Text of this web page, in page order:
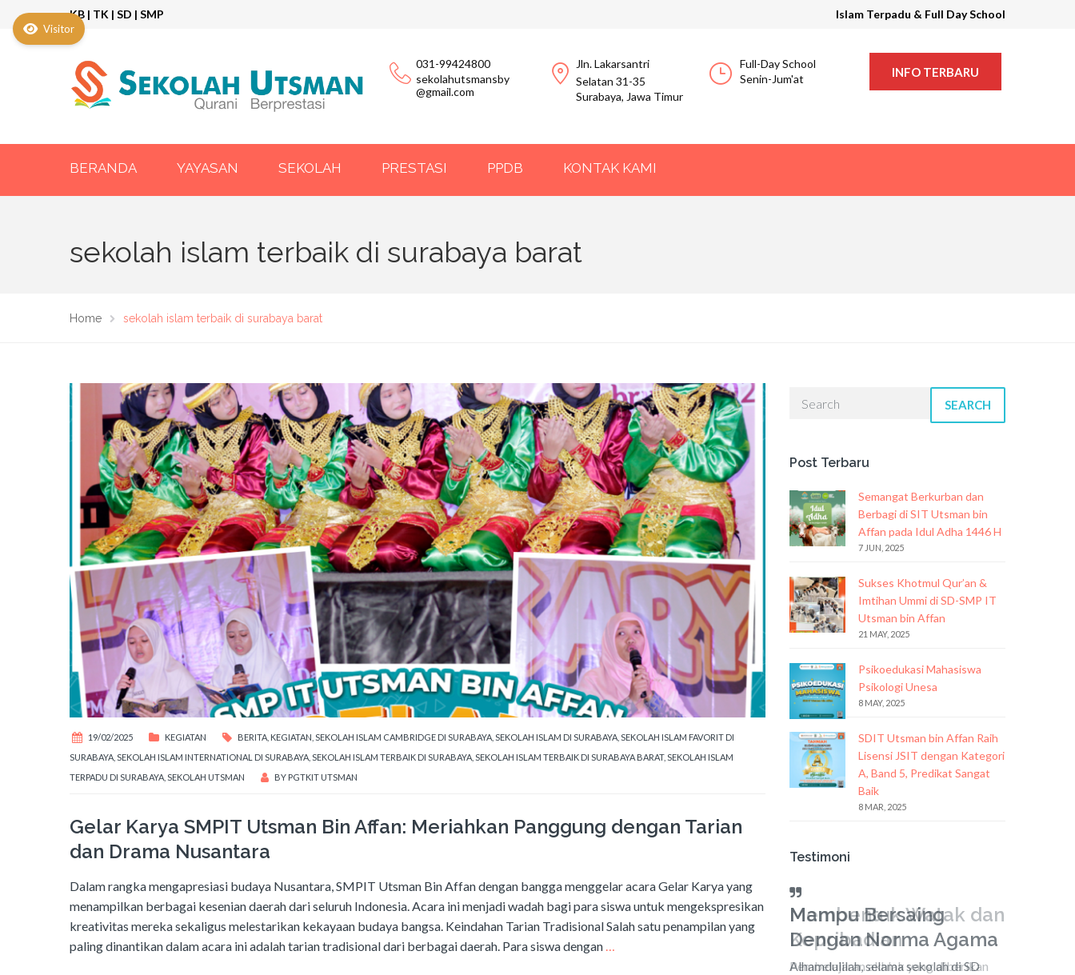
KB | TK | SD | SMP Islam Terpadu & Full Day School
031-99424800
sekolahutsmansby
@gmail.com
Jln. Lakarsantri
Selatan 31-35
Surabaya, Jawa Timur
Full-Day School
Senin-Jum'at
INFO TERBARU
BERANDA YAYASAN SEKOLAH PRESTASI PPDB KONTAK KAMI
sekolah islam terbaik di surabaya barat
Home sekolah islam terbaik di surabaya barat
19/02/2025 KEGIATAN BERITA KEGIATAN SEKOLAH ISLAM CAMBRIDGE DI SURABAYA SEKOLAH ISLAM DI SURABAYA SEKOLAH ISLAM FAVORIT DI
SURABAYA SEKOLAH ISLAM INTERNATIONAL DI SURABAYA SEKOLAH ISLAM TERBAIK DI SURABAYA SEKOLAH ISLAM TERBAIK DI SURABAYA BARAT, SEKOLAH ISLAM
TERPADU DI SURABAYA SEKOLAH UTSMAN BY PGTKIT UTSMAN
Gelar Karya SMPIT Utsman Bin Affan: Meriahkan Panggung dengan Tarian
dan Drama Nusantara
Dalam rangka mengapresiasi budaya Nusantara, SMPIT Utsman Bin Affan dengan bangga menggelar acara Gelar Karya yang
menampilkan berbagai kesenian daerah dari seluruh Indonesia. Acara ini menjadi wadah bagi para siswa untuk mengekspresikan
kreativitas mereka sekaligus melestarikan kekayaan budaya bangsa. Keindahan Tarian Tradisional Salah satu penampilan yang
paling dinantikan dalam acara ini adalah tarian tradisional dari berbagai daerah. Para siswa dengan …
SEARCH
Post Terbaru
Semangat Berkurban dan
Berbagi di SIT Utsman bin
Affan pada Idul Adha 1446 H
7 JUN, 2025
Sukses Khotmul Qur’an &
Imtihan Ummi di SD-SMP IT
Utsman bin Affan
21 MAY, 2025
Psikoedukasi Mahasiswa
Psikologi Unesa
8 MAY, 2025
SDIT Utsman bin Affan Raih
Lisensi JSIT dengan Kategori
A, Band 5, Predikat Sangat
Baik
8 MAR, 2025
Testimoni
Mampu Bersaing
Dengan Norma Agama
Alhamdulilah, selama sekolah di SD
Visitor